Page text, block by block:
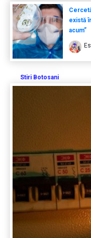
există
acum”
Stiri Botosani